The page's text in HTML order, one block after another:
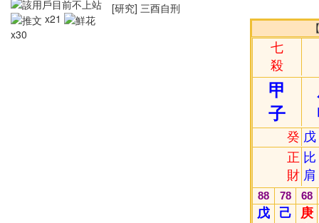
x21
x30
[研究] 三酉自刑
七
殺
甲
子
戊
癸
比
肩
正
財
68
78
88
庚
己
戊